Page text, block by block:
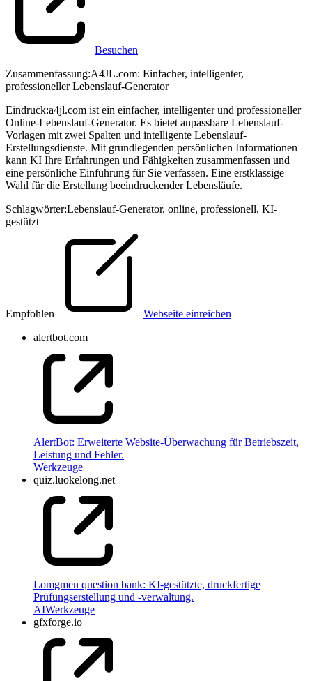
Besuchen
Zusammenfassung:A4JL.com: Einfacher, intelligenter,
professioneller Lebenslauf-Generator
Eindruck:a4jl.com ist ein einfacher, intelligenter und professioneller
Online-Lebenslauf-Generator. Es bietet anpassbare Lebenslauf-
Vorlagen mit zwei Spalten und intelligente Lebenslauf-
Erstellungsdienste. Mit grundlegenden persönlichen Informationen
kann KI Ihre Erfahrungen und Fähigkeiten zusammenfassen und
eine persönliche Einführung für Sie verfassen. Eine erstklassige
Wahl für die Erstellung beeindruckender Lebensläufe.
Schlagwörter:Lebenslauf-Generator, online, professionell, KI-
gestützt
Empfohlen
Webseite einreichen
alertbot.com
AlertBot: Erweiterte Website-Überwachung für Betriebszeit,
Leistung und Fehler.
Werkzeuge
quiz.luokelong.net
Lomgmen question bank: KI-gestützte, druckfertige
Prüfungserstellung und -verwaltung.
AIWerkzeuge
gfxforge.io